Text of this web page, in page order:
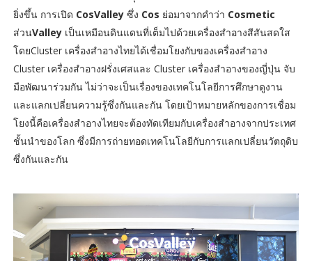
ยิ่งขึ้น การเปิด CosValleyซึ่ง Cos ย่อมาจากคำว่า Cosmetic
ส่วนValleyเป็นเหมือนดินแดนที่เต็มไปด้วยเครื่องสำอางสีสันสดใส
โดยCluster เครื่องสำอางไทยได้เชื่อมโยงกับของเครื่องสำอาง
Cluster เครื่องสําอางฝรั่งเศสและ Cluster เครื่องสำอางของญี่ปุ่น จับ
มือพัฒนาร่วมกัน ไม่ว่าจะเป็นเรื่องของเทคโนโลยีการศึกษาดูงาน
และแลกเปลี่ยนความรู้ซึ่งกันและกัน โดยเป้าหมายหลักของการเชื่อม
โยงนี้คือเครื่องสำอางไทยจะต้องทัดเทียมกับเครื่องสำอางจากประเทศ
ชั้นนำของโลก ซึ่งมีการถ่ายทอดเทคโนโลยีกับการแลกเปลี่ยนวัตถุดิบ
ซึ่งกันและกัน